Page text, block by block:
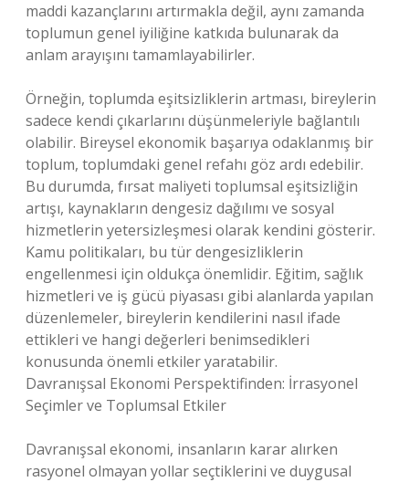
maddi kazançlarını artırmakla değil, aynı zamanda
toplumun genel iyiliğine katkıda bulunarak da
anlam arayışını tamamlayabilirler.
Örneğin, toplumda eşitsizliklerin artması, bireylerin
sadece kendi çıkarlarını düşünmeleriyle bağlantılı
olabilir. Bireysel ekonomik başarıya odaklanmış bir
toplum, toplumdaki genel refahı göz ardı edebilir.
Bu durumda, fırsat maliyeti toplumsal eşitsizliğin
artışı, kaynakların dengesiz dağılımı ve sosyal
hizmetlerin yetersizleşmesi olarak kendini gösterir.
Kamu politikaları, bu tür dengesizliklerin
engellenmesi için oldukça önemlidir. Eğitim, sağlık
hizmetleri ve iş gücü piyasası gibi alanlarda yapılan
düzenlemeler, bireylerin kendilerini nasıl ifade
ettikleri ve hangi değerleri benimsedikleri
konusunda önemli etkiler yaratabilir.
Davranışsal Ekonomi Perspektifinden: İrrasyonel
Seçimler ve Toplumsal Etkiler
Davranışsal ekonomi, insanların karar alırken
rasyonel olmayan yollar seçtiklerini ve duygusal